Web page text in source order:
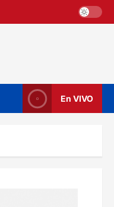
En VIVO